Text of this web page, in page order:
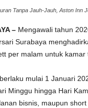
Tanpa Jauh-Jauh, Aston Inn
– Mengawali tahun
Surabaya
per malam untuk kamar
mulai 1 Januari
Minggu hingga Hari
bisnis, maupun short